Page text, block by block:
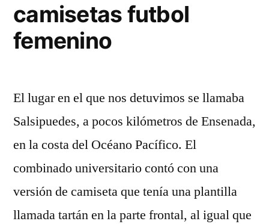
camisetas futbol
femenino
El lugar en el que nos detuvimos se llamaba
Salsipuedes, a pocos kilómetros de Ensenada,
en la costa del Océano Pacífico. El
combinado universitario contó con una
versión de camiseta que tenía una plantilla
llamada tartán en la parte frontal, al igual que